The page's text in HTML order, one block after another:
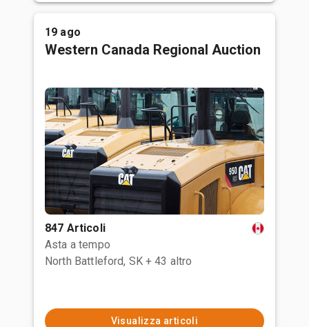
19 ago
Western Canada Regional Auction
847 Articoli
Asta a tempo
North Battleford, SK + 43 altro
Visualizza articoli